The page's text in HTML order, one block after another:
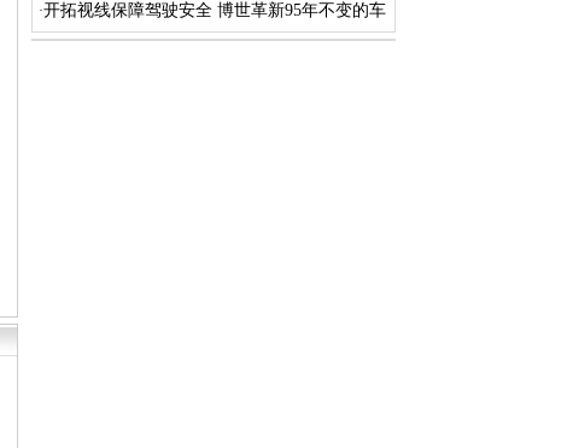
·开拓视线保障驾驶安全 博世革新95年不变的车